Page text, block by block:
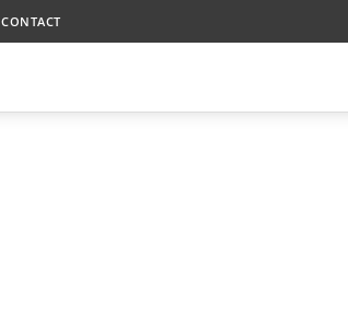
CONTACT